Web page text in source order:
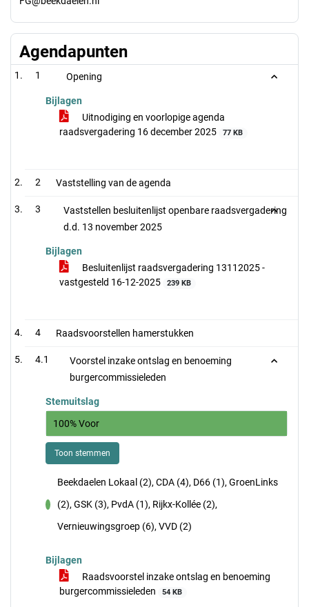
Agendapunten
1 Opening
Bijlagen
Uitnodiging en voorlopige agenda
raadsvergadering 16 december 2025
77 KB
2 Vaststelling van de agenda
3
Vaststellen besluitenlijst openbare raadsvergadering
d.d. 13 november 2025
Bijlagen
Besluitenlijst raadsvergadering 13112025 -
vastgesteld 16-12-2025
239 KB
4 Raadsvoorstellen hamerstukken
4.1
Voorstel inzake ontslag en benoeming
burgercommissieleden
Stemuitslag
100% Voor
Toon stemmen
Beekdaelen Lokaal (2), CDA (4), D66 (1), GroenLinks
(2), GSK (3), PvdA (1), Rijkx-Kollée (2),
Vernieuwingsgroep (6), VVD (2)
Bijlagen
Raadsvoorstel inzake ontslag en benoeming
burgercommissieleden
54 KB